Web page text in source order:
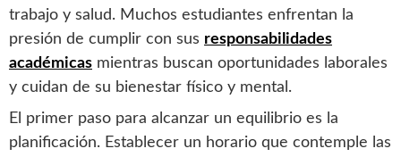
trabajo y salud. Muchos estudiantes enfrentan la
presión de cumplir con sus responsabilidades
académicas mientras buscan oportunidades laborales
y cuidan de su bienestar físico y mental.
El primer paso para alcanzar un equilibrio es la
planificación. Establecer un horario que contemple las